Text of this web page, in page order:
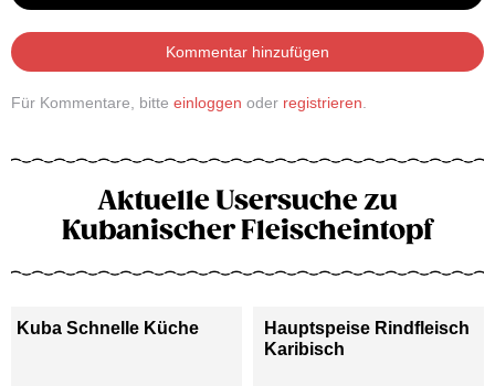
Kommentar hinzufügen
Für Kommentare, bitte einloggen oder registrieren
Aktuelle Usersuche zu
Kubanischer Fleischeintopf
Kuba Schnelle Küche
Hauptspeise Rindfleisch
Karibisch